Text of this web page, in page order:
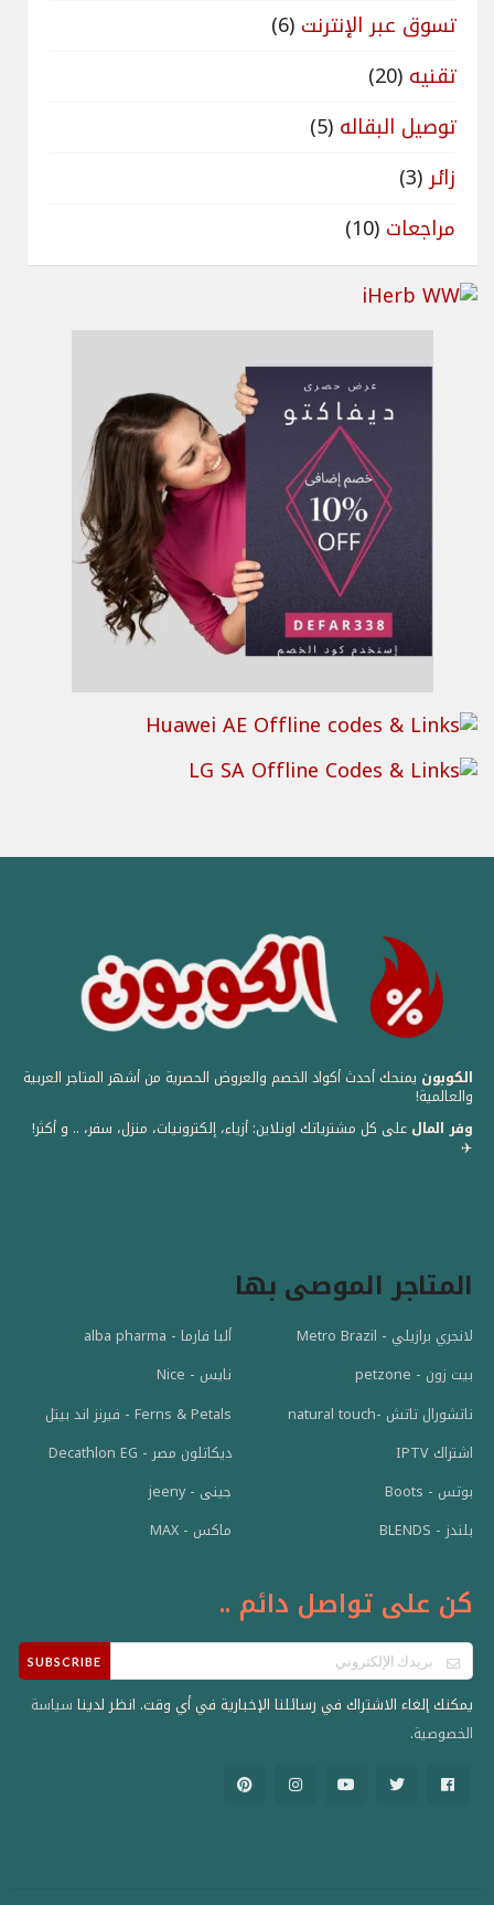
تسوق عبر الإنترنت (6)
تقنيه (20)
توصيل البقاله (5)
زائر(3)
مراجعات (10)
الكوبون يمنحك أحدث أكواد الخصم والعروض الحصرية من أشهر المتاجر العربية
والعالمية! ️
وفر المال على كل مشترياتك اونلاين: أزياء، إلكترونيات، منزل، سفر، .. و أكثر!
✈️
المتاجر الموصى بها
لانجري برازيلي - Metro Brazil
ألبا فارما - alba pharma
بيت زون - petzone
نايس - Nice
ناتشورال تاتش -natural touch
Ferns & Petals - فيرنز اند بيتل
اشتراك IPTV
ديكاتلون مصر - Decathlon EG
بوتس - Boots
جينى - jeeny
بلندز - BLENDS
ماكس - MAX
كن على تواصل دائم ..
SUBSCRIBE
يمكنك إلغاء الاشتراك في رسائلنا الإخبارية في أي وقت. انظر لدينا سياسة
الخصوصية.